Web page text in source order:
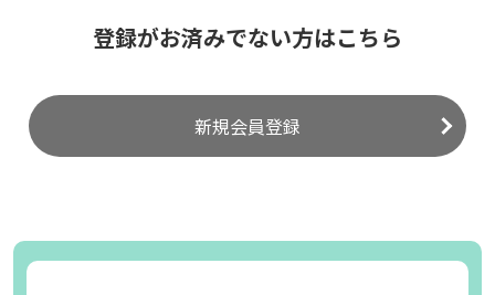
登録がお済みでない方はこちら
新規会員登録